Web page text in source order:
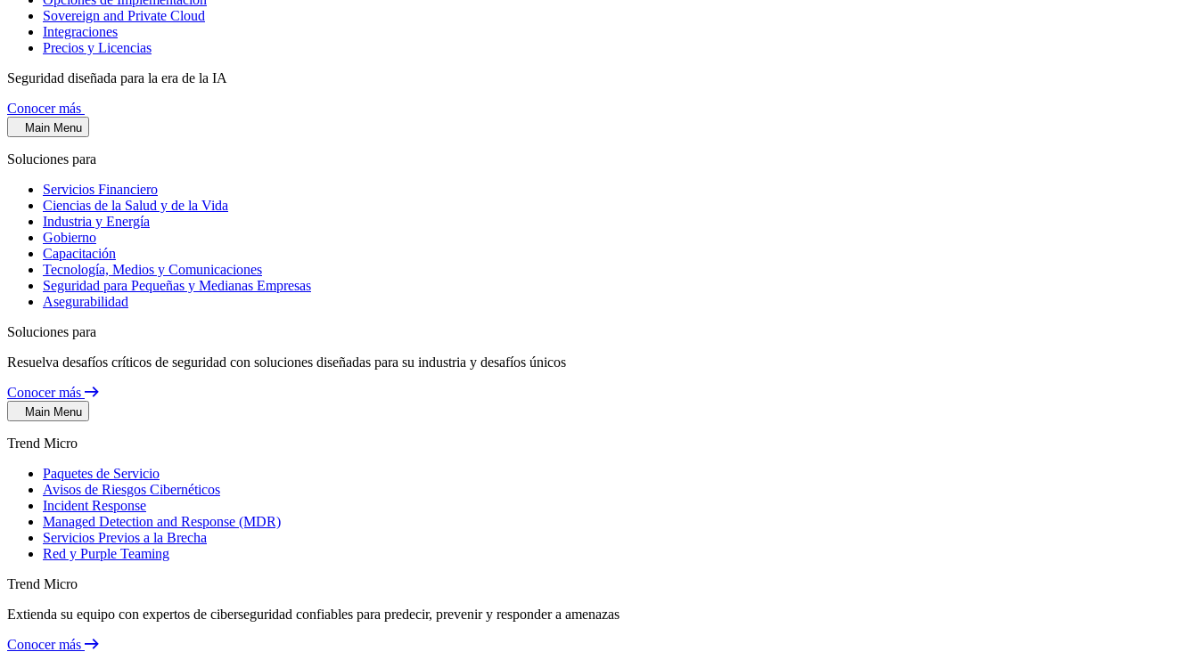
Sovereign and Private Cloud
Integraciones
Precios y Licencias
Seguridad diseñada para la era de la IA
Conocer más
Main Menu
Soluciones para
Servicios Financiero
Ciencias de la Salud y de la Vida
Industria y Energía
Gobierno
Capacitación
Tecnología, Medios y Comunicaciones
Seguridad para Pequeñas y Medianas Empresas
Asegurabilidad
Soluciones para
Resuelva desafíos críticos de seguridad con soluciones diseñadas para su industria y desafíos únicos
Conocer más
Main Menu
Trend Micro
Paquetes de Servicio
Avisos de Riesgos Cibernéticos
Incident Response
Managed Detection and Response (MDR)
Servicios Previos a la Brecha
Red y Purple Teaming
Trend Micro
Extienda su equipo con expertos de ciberseguridad confiables para predecir, prevenir y responder a amenazas
Conocer más